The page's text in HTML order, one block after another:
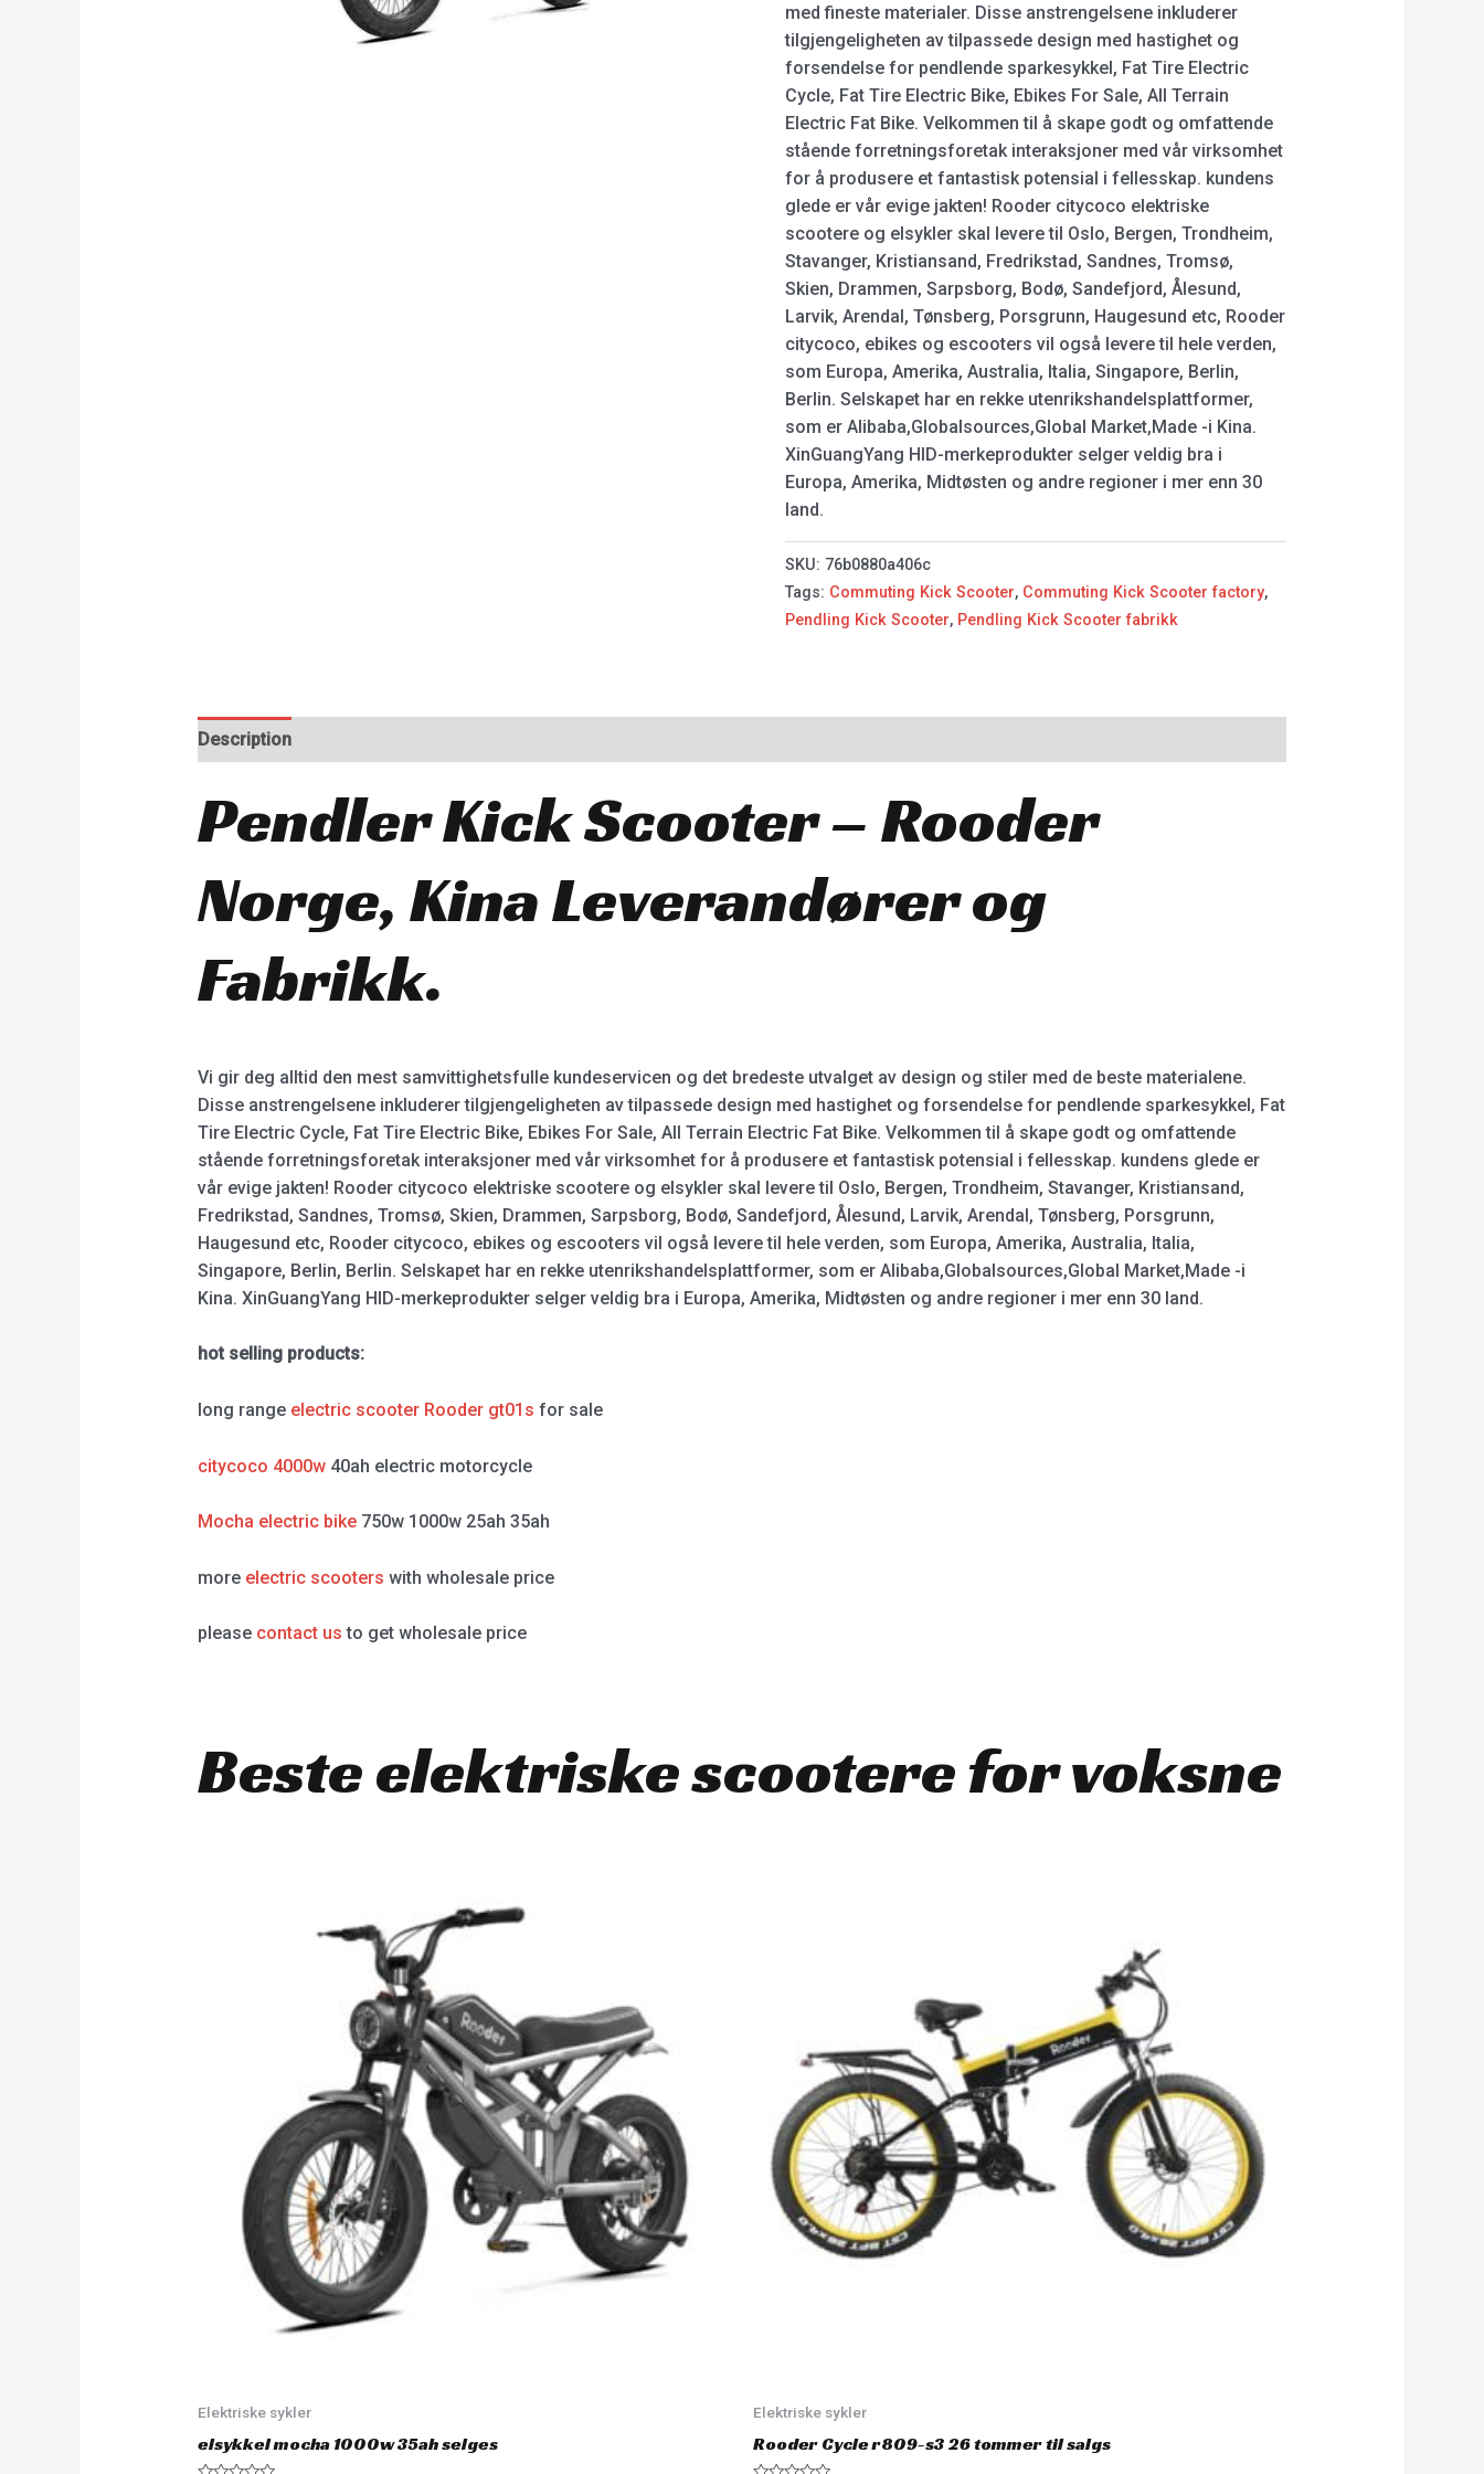
med fineste materialer. Disse anstrengelsene inkluderer
tilgjengeligheten av tilpassede design med hastighet og
forsendelse for pendlende sparkesykkel, Fat Tire Electric
Cycle, Fat Tire Electric Bike, Ebikes For Sale, All Terrain
Electric Fat Bike. Velkommen til å skape godt og omfattende
stående forretningsforetak interaksjoner med vår virksomhet
for å produsere et fantastisk potensial i fellesskap. kundens
glede er vår evige jakten! Rooder citycoco elektriske
scootere og elsykler skal levere til Oslo, Bergen, Trondheim,
Stavanger, Kristiansand, Fredrikstad, Sandnes, Tromsø,
Skien, Drammen, Sarpsborg, Bodø, Sandefjord, Ålesund,
Larvik, Arendal, Tønsberg, Porsgrunn, Haugesund etc, Rooder
citycoco, ebikes og escooters vil også levere til hele verden,
som Europa, Amerika, Australia, Italia, Singapore, Berlin,
Berlin. Selskapet har en rekke utenrikshandelsplattformer,
som er Alibaba,Globalsources,Global Market,Made -i Kina.
XinGuangYang HID-merkeprodukter selger veldig bra i
Europa, Amerika, Midtøsten og andre regioner i mer enn 30
land.
SKU: 76b0880a406c
Tags: Commuting Kick Scooter, Commuting Kick Scooter factory,
Pendling Kick Scooter, Pendling Kick Scooter fabrikk
Description
Pendler Kick Scooter – Rooder
Norge, Kina Leverandører og
Fabrikk.
Vi gir deg alltid den mest samvittighetsfulle kundeservicen og det bredeste utvalget av design og stiler med de beste materialene.
Disse anstrengelsene inkluderer tilgjengeligheten av tilpassede design med hastighet og forsendelse for pendlende sparkesykkel, Fat
Tire Electric Cycle, Fat Tire Electric Bike, Ebikes For Sale, All Terrain Electric Fat Bike. Velkommen til å skape godt og omfattende
stående forretningsforetak interaksjoner med vår virksomhet for å produsere et fantastisk potensial i fellesskap. kundens glede er
vår evige jakten! Rooder citycoco elektriske scootere og elsykler skal levere til Oslo, Bergen, Trondheim, Stavanger, Kristiansand,
Fredrikstad, Sandnes, Tromsø, Skien, Drammen, Sarpsborg, Bodø, Sandefjord, Ålesund, Larvik, Arendal, Tønsberg, Porsgrunn,
Haugesund etc, Rooder citycoco, ebikes og escooters vil også levere til hele verden, som Europa, Amerika, Australia, Italia,
Singapore, Berlin, Berlin. Selskapet har en rekke utenrikshandelsplattformer, som er Alibaba,Globalsources,Global Market,Made -i
Kina. XinGuangYang HID-merkeprodukter selger veldig bra i Europa, Amerika, Midtøsten og andre regioner i mer enn 30 land.
hot selling products:
long range electric scooter Rooder gt01s for sale
citycoco 4000w40ah electric motorcycle
Mocha electric bike750w 1000w 25ah 35ah
more electric scooters with wholesale price
please contact us to get wholesale price
Beste elektriske scootere for voksne
Elektriske sykler
elsykkel mocha 1000w 35ah selges
Elektriske sykler
Rooder Cycle r809-s3 26 tommer til salgs